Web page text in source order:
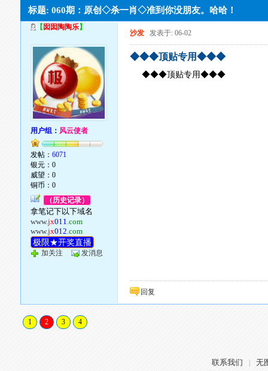
标题: 060期：原创◇杀一肖◇准到你没朋友。哈哈！
【 囡囡陶陶乐】
用户组： 风云使者
发帖：6071
银元：0
威望：0
铜币：0
（历史记录）
拿笔记下以下域名
www.jx011.com
www.jx012.com
极限★开奖直播
加关注 发消息
沙发 发表于: 06-02
◆◆◆顶贴专用◆◆◆
◆◆◆顶贴专用◆◆◆
回复
1 2 3 4
联系我们 无